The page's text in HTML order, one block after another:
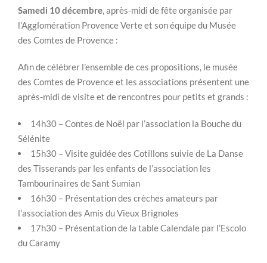
Samedi 10 décembre , après-midi de fête organisée par
l’Agglomération Provence Verte et son équipe du Musée
des Comtes de Provence :
Afin de célébrer l’ensemble de ces propositions, le musée
des Comtes de Provence et les associations présentent une
après-midi de visite et de rencontres pour petits et grands :
14h30 – Contes de Noël par l’association la Bouche du
Sélénite
15h30 – Visite guidée des Cotillons suivie de La Danse
des Tisserands par les enfants de l’association les
Tambourinaires de Sant Sumian
16h30 – Présentation des crèches amateurs par
l’association des Amis du Vieux Brignoles
17h30 – Présentation de la table Calendale par l’Escolo
du Caramy